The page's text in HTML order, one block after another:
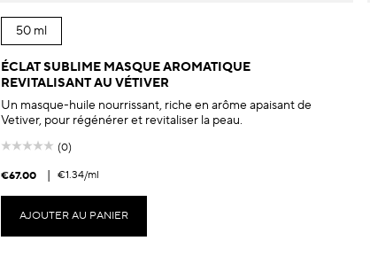
50 ml
ÉCLAT SUBLIME MASQUE AROMATIQUE
REVITALISANT AU VÉTIVER
Un masque-huile nourrissant, riche en arôme apaisant de
Vetiver, pour régénérer et revitaliser la peau.
(0)
€67.00 €1.34/ml
AJOUTER AU PANIER